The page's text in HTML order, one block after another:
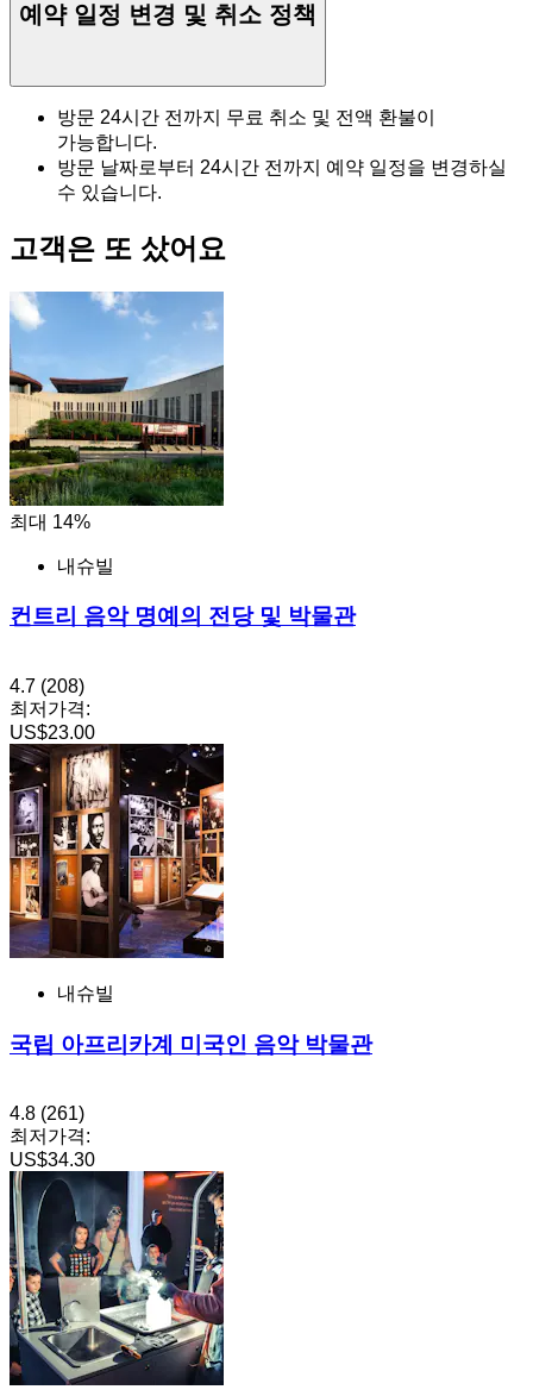
예약 일정 변경 및 취소 정책
방문 24시간 전까지 무료 취소 및 전액 환불이
가능합니다.
방문 날짜로부터 24시간 전까지 예약 일정을 변경하실
수 있습니다.
고객은 또 샀어요
최대 14%
내슈빌
컨트리 음악 명예의 전당 및 박물관
4.7 (208)
최저가격:
US$23.00
내슈빌
국립 아프리카계 미국인 음악 박물관
4.8 (261)
최저가격:
US$34.30